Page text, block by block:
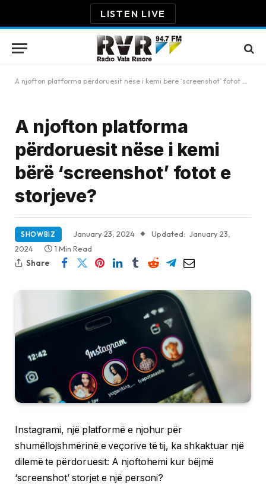
LISTEN LIVE
A njofton platforma përdoruesit nëse i kemi bërë ‘screenshot’ fotot e storjeve?
A njofton platforma
përdoruesit nëse i kemi
bërë ‘screenshot’ fotot e
storjeve?
SHOWBIZ January 23, 2024 Updated: January 23,
2024
1 Min Read
Share
Instagrami, një platformë e njohur për
shumëllojshmërinë e veçorive të tij, ka shkaktuar një
dilemë te përdoruesit: A njoftohemi kur bëjmë
‘screenshot’ storjet e një personi?